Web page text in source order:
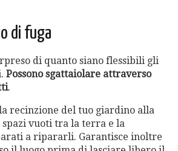
di fuga
di quanto siano flessibili gli
Possono sgattaiolare attraverso
.
recinzione del tuo giardino alla
vuoti tra la terra e la
a ripararli. Garantisce inoltre